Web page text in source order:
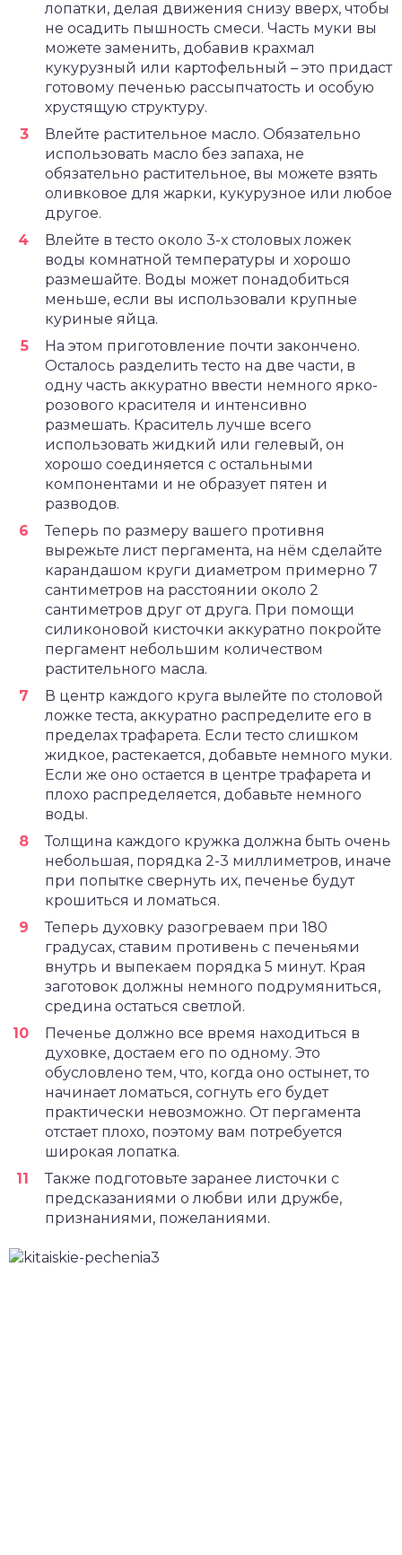
лопатки, делая движения снизу вверх, чтобы
не осадить пышность смеси. Часть муки вы
можете заменить, добавив крахмал
кукурузный или картофельный – это придаст
готовому печенью рассыпчатость и особую
хрустящую структуру.
Влейте растительное масло. Обязательно
использовать масло без запаха, не
обязательно растительное, вы можете взять
оливковое для жарки, кукурузное или любое
другое.
Влейте в тесто около 3-х столовых ложек
воды комнатной температуры и хорошо
размешайте. Воды может понадобиться
меньше, если вы использовали крупные
куриные яйца.
На этом приготовление почти закончено.
Осталось разделить тесто на две части, в
одну часть аккуратно ввести немного ярко-
розового красителя и интенсивно
размешать. Краситель лучше всего
использовать жидкий или гелевый, он
хорошо соединяется с остальными
компонентами и не образует пятен и
разводов.
Теперь по размеру вашего противня
вырежьте лист пергамента, на нём сделайте
карандашом круги диаметром примерно 7
сантиметров на расстоянии около 2
сантиметров друг от друга. При помощи
силиконовой кисточки аккуратно покройте
пергамент небольшим количеством
растительного масла.
В центр каждого круга вылейте по столовой
ложке теста, аккуратно распределите его в
пределах трафарета. Если тесто слишком
жидкое, растекается, добавьте немного муки.
Если же оно остается в центре трафарета и
плохо распределяется, добавьте немного
воды.
Толщина каждого кружка должна быть очень
небольшая, порядка 2-3 миллиметров, иначе
при попытке свернуть их, печенье будут
крошиться и ломаться.
Теперь духовку разогреваем при 180
градусах, ставим противень с печеньями
внутрь и выпекаем порядка 5 минут. Края
заготовок должны немного подрумяниться,
средина остаться светлой.
Печенье должно все время находиться в
духовке, достаем его по одному. Это
обусловлено тем, что, когда оно остынет, то
начинает ломаться, согнуть его будет
практически невозможно. От пергамента
отстает плохо, поэтому вам потребуется
широкая лопатка.
Также подготовьте заранее листочки с
предсказаниями о любви или дружбе,
признаниями, пожеланиями.